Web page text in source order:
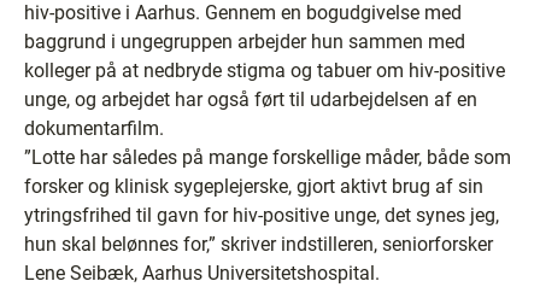
hiv-positive i Aarhus. Gennem en bogudgivelse med
baggrund i ungegruppen arbejder hun sammen med
kolleger på at nedbryde stigma og tabuer om hiv-positive
unge, og arbejdet har også ført til udarbejdelsen af en
dokumentarfilm.
”Lotte har således på mange forskellige måder, både som
forsker og klinisk sygeplejerske, gjort aktivt brug af sin
ytringsfrihed til gavn for hiv-positive unge, det synes jeg,
hun skal belønnes for,” skriver indstilleren, seniorforsker
Lene Seibæk, Aarhus Universitetshospital.